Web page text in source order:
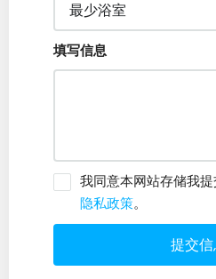
填写信息
我同意本网站存储我
隐私政策。
提交信